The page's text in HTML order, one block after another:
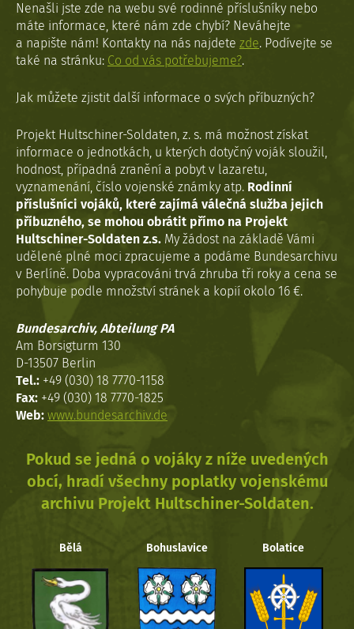
Nenašli jste zde na webu své rodinné příslušníky nebo
máte informace, které nám zde chybí? Neváhejte
a napište nám! Kontakty na nás najdete zde. Podívejte se
také na stránku: Co od vás potřebujeme?.
Jak můžete zjistit další informace o svých příbuzných?
Projekt Hultschiner-Soldaten, z. s. má možnost získat
informace o jednotkách, u kterých dotyčný voják sloužil,
hodnost, případná zranění a pobyt v lazaretu,
vyznamenání, číslo vojenské známky atp. Rodinní
příslušníci vojáků, které zajímá válečná služba jejich
příbuzného, se mohou obrátit přímo na Projekt
Hultschiner-Soldaten z.s. My žádost na základě Vámi
udělené plné moci zpracujeme a podáme Bundesarchivu
v Berlíně. Doba vypracováni trvá zhruba tři roky a cena se
pohybuje podle množství stránek a kopií okolo 16 €.
Bundesarchiv, Abteilung PA
Am Borsigturm 130
D-13507 Berlin
Tel.: +49 (030) 18 7770-1158
Fax: +49 (030) 18 7770-1825
Web: www.bundesarchiv.de
Pokud se jedná o vojáky z níže uvedených
obcí, hradí všechny poplatky vojenskému
archivu Projekt Hultschiner-Soldaten.
Bělá Bohuslavice Bolatice